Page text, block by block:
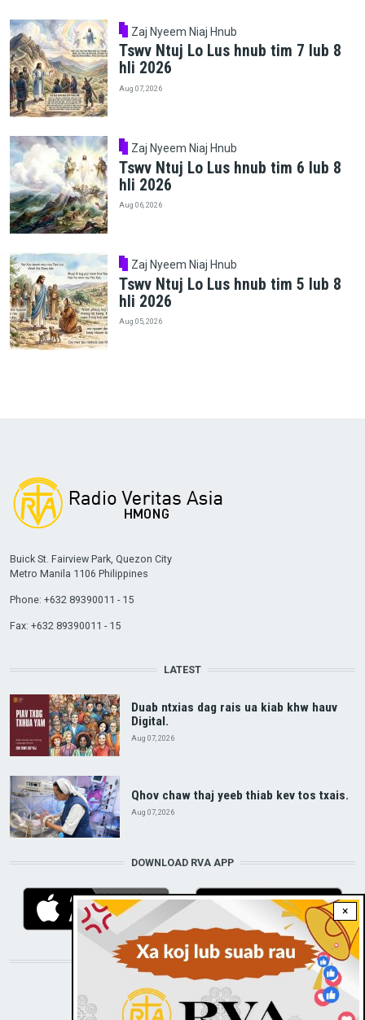
Zaj Nyeem Niaj Hnub
Tswv Ntuj Lo Lus hnub tim 7 lub 8
hli 2026
Aug 07, 2026
Zaj Nyeem Niaj Hnub
Tswv Ntuj Lo Lus hnub tim 6 lub 8
hli 2026
Aug 06, 2026
Zaj Nyeem Niaj Hnub
Tswv Ntuj Lo Lus hnub tim 5 lub 8
hli 2026
Aug 05, 2026
×
Buick St. Fairview Park, Quezon City
Metro Manila 1106 Philippines
Phone: +632 89390011 - 15
Fax: +632 89390011 - 15
LATEST
Duab ntxias dag rais ua kiab khw hauv
Digital.
Aug 07, 2026
Qhov chaw thaj yeeb thiab kev tos txais.
Aug 07, 2026
DOWNLOAD RVA APP
STAY CONNECTED WITH US!